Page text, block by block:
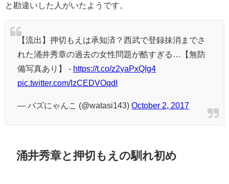
と勘違いした人がいたようです。
【流出】押切もえは承知済？西武で登録抹消までさ
れた涌井秀章の過去の女性問題が酷すぎる…【無防
備写真あり】 - https://t.co/z2yaPxQIg4
pic.twitter.com/IzCEDVOqdI
— バズにゃんこ (@watasi143) October 2, 2017
涌井秀章と押切もえの馴れ初め